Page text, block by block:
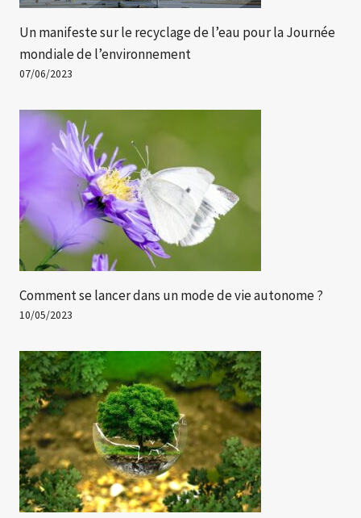
Un manifeste sur le recyclage de l’eau pour la Journée
mondiale de l’environnement
07/06/2023
Comment se lancer dans un mode de vie autonome ?
10/05/2023